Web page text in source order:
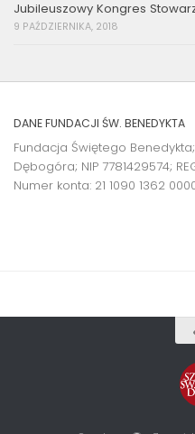
Jubileuszowy Kongres
9 PAŹDZIERNIKA, 2018
DANE FUNDACJI ŚW. BENEDYKTA
Fundacja Świętego
Dębogóra; NIP 7781429574;
Numer konta: 21 1090 1362